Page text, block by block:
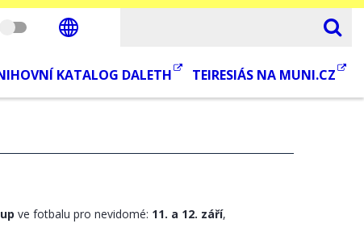
KATALOG DALETH TEIRESIÁS NA MUNI.CZ
ve fotbalu pro nevidomé: 11. a 12. září,